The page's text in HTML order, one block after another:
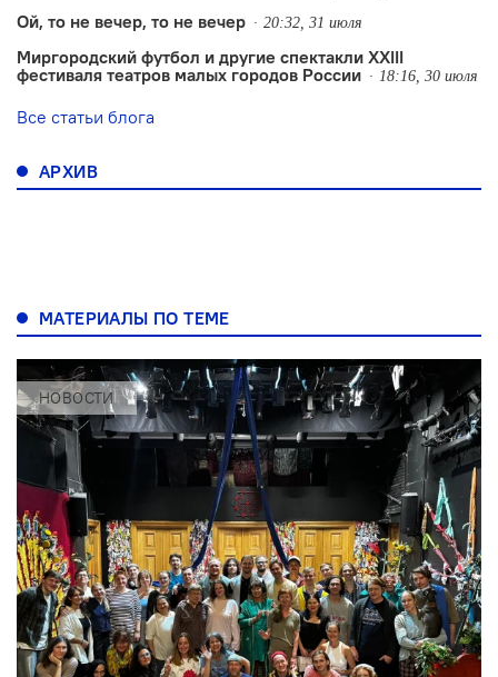
Ой, то не вечер, то не вечер 20:32, 31 июля
Миргородский футбол и другие спектакли XXIII
фестиваля театров малых городов России
18:16, 30 июля
Все статьи блога
АРХИВ
МАТЕРИАЛЫ ПО ТЕМЕ
НОВОСТИ